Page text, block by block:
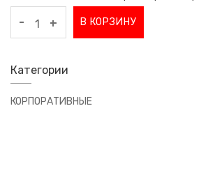
- + В КОРЗИНУ
Категории
КОРПОРАТИВНЫЕ